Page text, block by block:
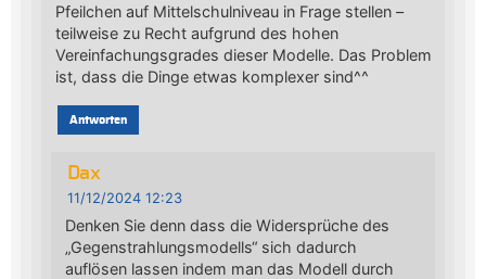
Pfeilchen auf Mittelschulniveau in Frage stellen –
teilweise zu Recht aufgrund des hohen
Vereinfachungsgrades dieser Modelle. Das Problem
ist, dass die Dinge etwas komplexer sind^^
Antworten
Dax
11/12/2024 12:23
Denken Sie denn dass die Widersprüche des
„Gegenstrahlungsmodells“ sich dadurch
auflösen lassen indem man das Modell durch